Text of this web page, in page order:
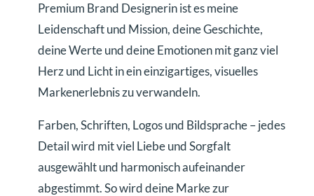
Premium Brand Designerin ist es meine
Leidenschaft und Mission, deine Geschichte,
deine Werte und deine Emotionen mit ganz viel
Herz und Licht in ein einzigartiges, visuelles
Markenerlebnis zu verwandeln.
Farben, Schriften, Logos und Bildsprache – jedes
Detail wird mit viel Liebe und Sorgfalt
ausgewählt und harmonisch aufeinander
abgestimmt. So wird deine Marke zur